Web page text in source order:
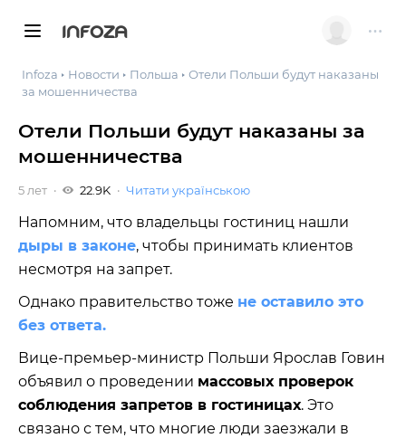
INFOZA
Infoza Новости Польша
Отели Польши будут наказаны
за мошенничества
Отели Польши будут наказаны за
мошенничества
5 лет 22.9K Читати українською
Напомним, что владельцы гостиниц нашли
дыры в законе, чтобы принимать клиентов
несмотря на запрет.
Однако правительство тоже не оставило это
без ответа.
Вице-премьер-министр Польши Ярослав Говин
объявил о проведении массовых проверок
соблюдения запретов в гостиницах. Это
связано с тем, что многие люди заезжали в